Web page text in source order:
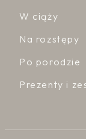
W ciąży
Na rozstępy
Po porodzie
Prezenty i